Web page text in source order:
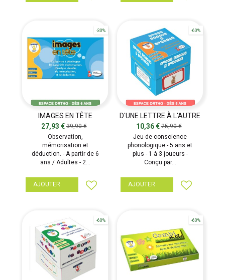
-30%
IMAGES EN TÊTE
27,93 €39,90 €
Observation,
mémorisation et
déduction. - A partir de 6
ans / Adultes - 2...
AJOUTER
-60%
D'UNE LETTRE À L'AUTRE
10,36 €25,90 €
Jeu de conscience
phonologique - 5 ans et
plus - 1 à 3 joueurs -
Conçu par...
AJOUTER
-60% -60%